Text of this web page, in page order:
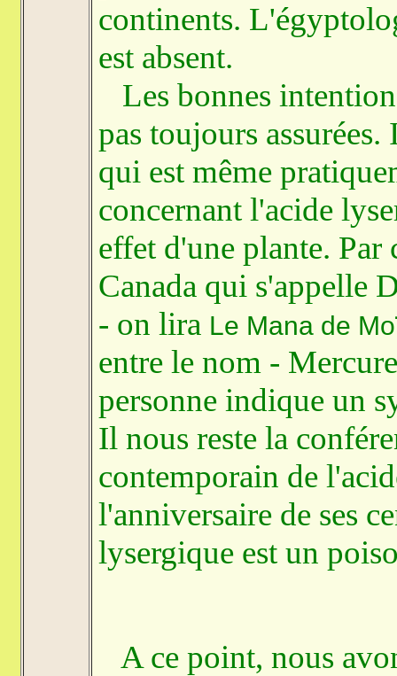
continents.
est absent.
Les bonnes
pas toujours
qui est même
concernant l'acide
effet d'une plante.
Canada qui s'appelle
- on lira Le Mana de
entre le nom -
personne indique un
Il nous reste la
contemporain de
l'anniversaire de ses
lysergique est un
A ce point, nous